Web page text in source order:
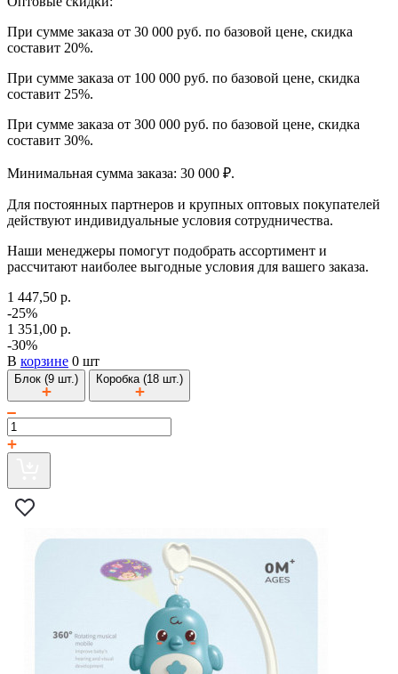
При сумме заказа от 30 000 руб. по базовой цене, скидка
составит 20%.
При сумме заказа от 100 000 руб. по базовой цене, скидка
составит 25%.
При сумме заказа от 300 000 руб. по базовой цене, скидка
составит 30%.
Минимальная сумма заказа: 30 000 ₽.
Для постоянных партнеров и крупных оптовых покупателей
действуют индивидуальные условия сотрудничества.
Наши менеджеры помогут подобрать ассортимент и
рассчитают наиболее выгодные условия для вашего заказа.
1 447,50 р.
-25%
1 351,00 р.
-30%
В корзине 0 шт
Блок (9 шт.) Коробка (18 шт.)